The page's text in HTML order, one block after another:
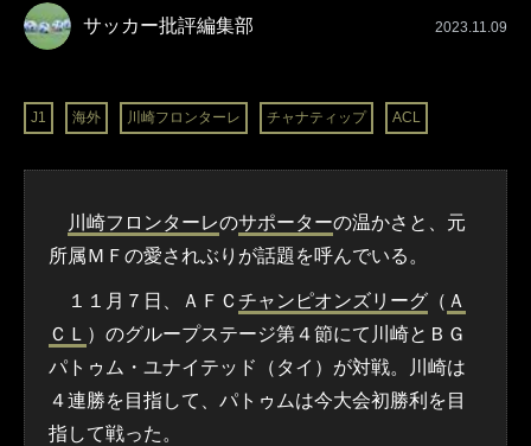
サッカー批評編集部 2023.11.09
J1 海外 川崎フロンターレ チャナティップ ACL
川崎フロンターレのサポーターの温かさと、元
所属ＭＦの愛されぶりが話題を呼んでいる。
１１月７日、ＡＦＣ チャンピオンズリーグ （ Ａ
ＣＬ ）のグループステージ第４節にて川崎とＢＧ
パトゥム・ユナイテッド（タイ）が対戦。川崎は
４連勝を目指して、パトゥムは今大会初勝利を目
指して戦った。